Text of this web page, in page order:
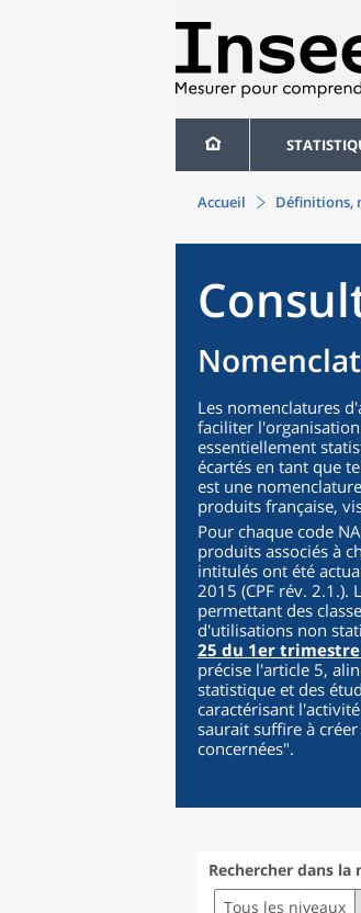
Accueil Définitions,
Les nomenclatures
faciliter
essentiellement
écartés en tant que
est une
produits française,
Pour chaque code
produits associés à
intitulés ont été
2015 (CPF rév. 2.1.).
permettant des
d'utilisations non
25 du 1er
précise l'article 5,
statistique et des
caractérisant
saurait suffire à
concernées".
Rechercher dans
Tous les niveaux